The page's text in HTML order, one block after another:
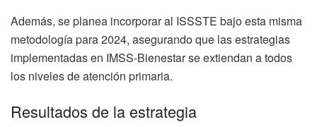
Además, se planea incorporar al ISSSTE bajo esta misma
metodología para 2024, asegurando que las estrategias
implementadas en IMSS-Bienestar se extiendan a todos
los niveles de atención primaria.
Resultados de la estrategia